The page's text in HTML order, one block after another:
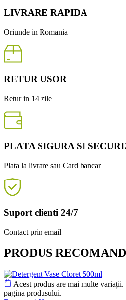
LIVRARE RAPIDA
Oriunde in Romania
RETUR USOR
Retur in 14 zile
PLATA SIGURA SI
Plata la livrare sau Card bancar
Suport clienti 24/7
Contact prin email
PRODUS
Acest produs are mai multe
pagina produsului.